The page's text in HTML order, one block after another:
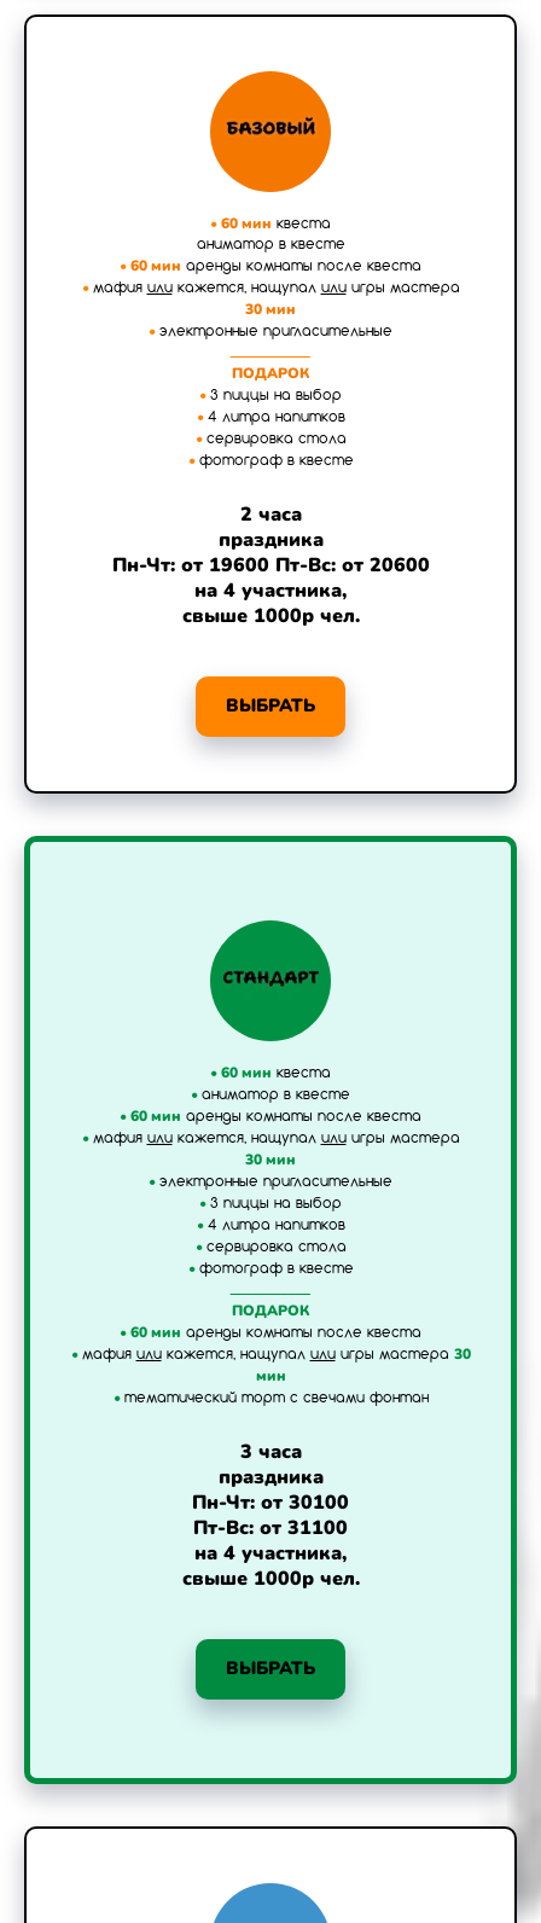
•60 мин квеста
аниматор в квесте
•60 мин аренды комнаты после квеста
• мафия иликажется, нащупал илиигры мастера
30 мин
• электронные пригласительные
ПОДАРОК
• 3 пиццы на выбор
• 4 литра напитков
• сервировка стола
• фотограф в квесте
2 часа
праздника
Пн-Чт: от 19600 Пт-Вс: от 20600
на 4 участника,
свыше 1000р чел.
ВЫБРАТЬ
•60 мин квеста
• аниматор в квесте
•60 мин аренды комнаты после квеста
• мафия иликажется, нащупал илиигры мастера
30 мин
• электронные пригласительные
• 3 пиццы на выбор
• 4 литра напитков
• сервировка стола
• фотограф в квесте
ПОДАРОК
•60 мин аренды комнаты после квеста
• мафия иликажется, нащупал илиигры мастера 30
мин
• тематический торт с свечами фонтан
3 часа
праздника
Пн-Чт: от 30100
Пт-Вс: от 31100
на 4 участника,
свыше 1000р чел.
ВЫБРАТЬ